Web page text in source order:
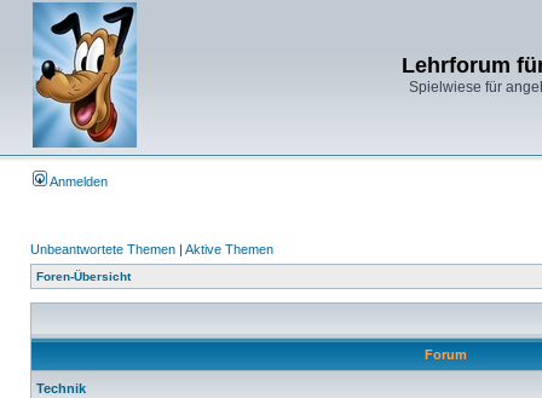
Lehrforum
Spielwiese für
Anmelden
Unbeantwortete Themen | Aktive Themen
Foren-Übersicht
Forum
Technik